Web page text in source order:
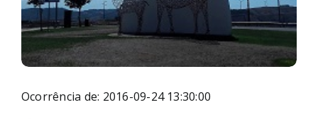
Ocorrência de: 2016-09-24 13:30:00